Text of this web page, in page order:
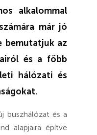
alkalommal
már jó
bemutatjuk az
és a főbb
hálózati és
buszhálózat és a
alapjaira építve